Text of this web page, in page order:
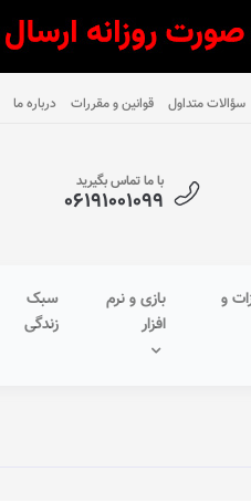
سؤالات متداول قوانین و مقررات درباره ما
با ما تماس بگیرید
۰۶۱۹۱۰۰۱۰۹۹
و
بازی و نرم
افزار
سبک
زندگی